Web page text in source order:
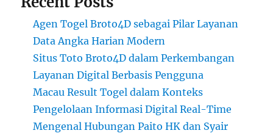
Agen Togel Broto4D sebagai Pilar Layanan
Data Angka Harian Modern
Situs Toto Broto4D dalam Perkembangan
Layanan Digital Berbasis Pengguna
Macau Result Togel dalam Konteks
Pengelolaan Informasi Digital Real-Time
Mengenal Hubungan Paito HK dan Syair